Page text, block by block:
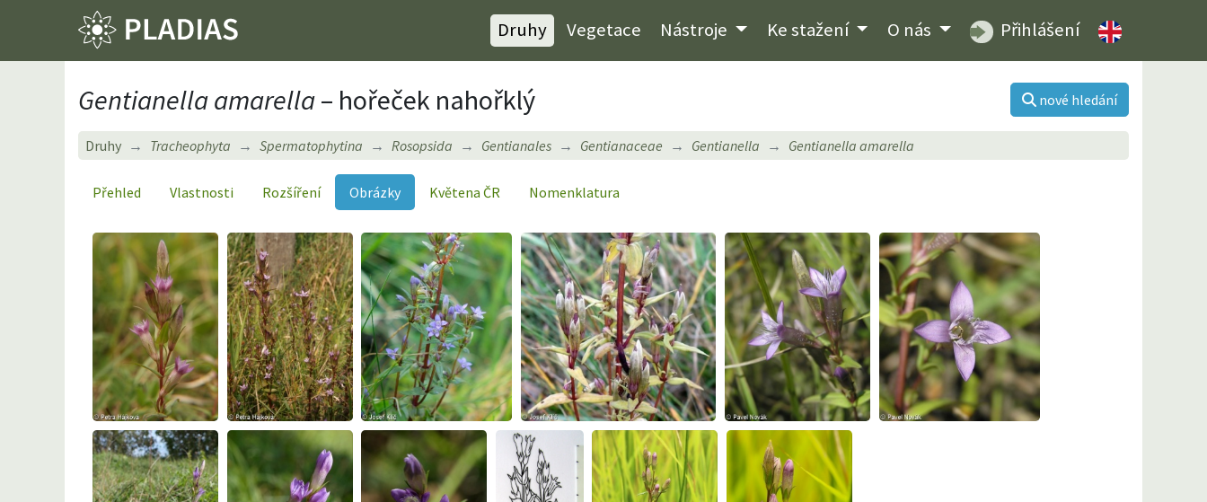
Druhy Vegetace Nástroje Ke stažení O nás Přihlášení
Gentianella amarella– hořeček nahořklý nové hledání
Druhy Tracheophyta Spermatophytina Rosopsida Gentianales Gentianaceae Gentianella Gentianella amarella
Přehled Vlastnosti Rozšíření Obrázky Květena ČR Nomenklatura